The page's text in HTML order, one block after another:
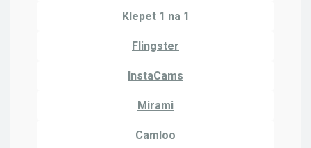
Klepet 1 na 1
Flingster
InstaCams
Mirami
Camloo